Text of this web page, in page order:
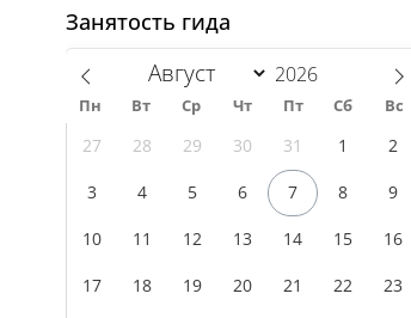
Занятость гида
Пн Вт Ср Чт Пт Сб Вс
27 28 29 30 31 1 2
3 4 5 6 7 8 9
10 11 12 13 14 15 16
17 18 19 20 21 22 23